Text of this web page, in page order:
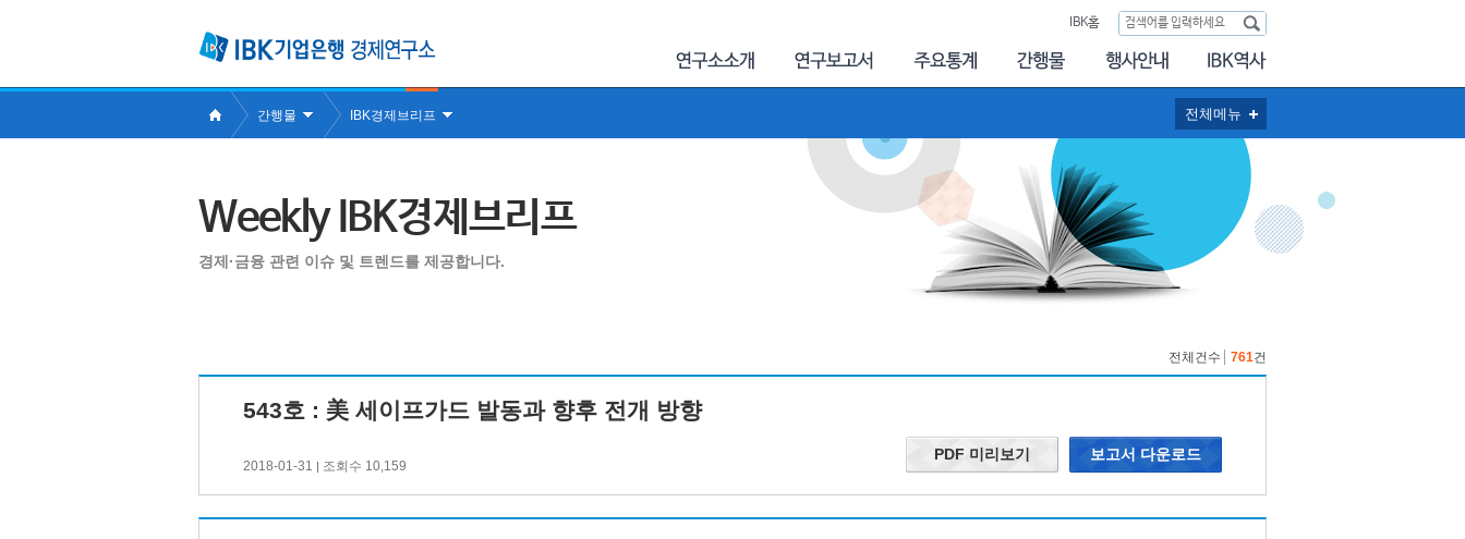
IBK홈
전체메뉴
간행물 IBK경제브리프
Weekly IBK경제브리프
경제·금융 관련 이슈 및 트렌드를 제공합니다.
전체건수 761건
543호 : 美 세이프가드 발동과 향후 전개 방향
2018-01-31 | 조회수 10,159
PDF 미리보기 보고서 다운로드